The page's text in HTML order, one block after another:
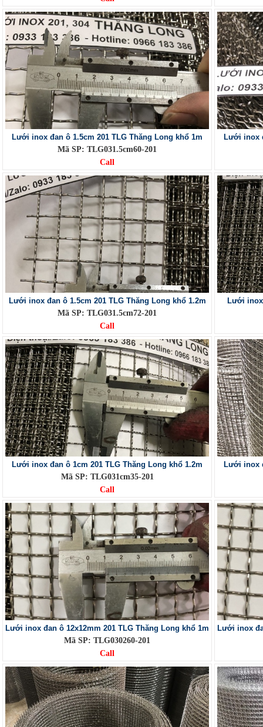
Lưới inox đan ô 1.5cm 201 TLG Thăng Long khổ 1m
Mã SP: TLG031.5cm60-201
Call
Lưới inox
Lưới inox đan ô 1.5cm 201 TLG Thăng Long khổ 1.2m
Mã SP: TLG031.5cm72-201
Call
Lưới
Lưới inox đan ô 1cm 201 TLG Thăng Long khổ 1.2m
Mã SP: TLG031cm35-201
Call
Lưới inox
Lưới inox đan ô 12x12mm 201 TLG Thăng Long khổ 1m
Mã SP: TLG030260-201
Call
Lưới inox